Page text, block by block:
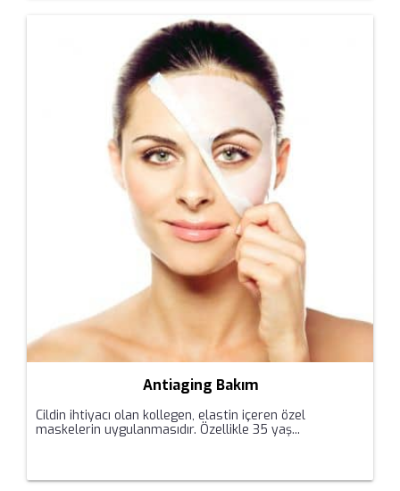
Antiaging Bakım
Cildin ihtiyacı olan kollegen, elastin içeren özel
maskelerin uygulanmasıdır. Özellikle 35 yaş...